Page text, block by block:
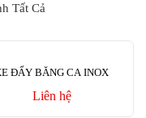
Tất Cả
ĐẨY BĂNG CA INOX
Liên hệ